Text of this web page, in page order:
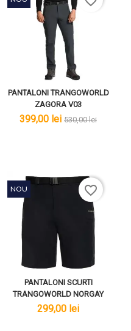
PANTALONI TRANGOWORLD
ZAGORA V03
lei
399,00 lei lei
530,00 lei
PANTALONI SCURTI
TRANGOWORLD NORGAY
lei
299,00 lei
NOU favorite_border